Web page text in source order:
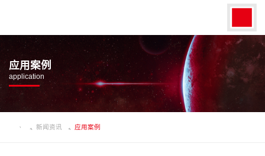
应用案例
application
新闻资讯 应用案例